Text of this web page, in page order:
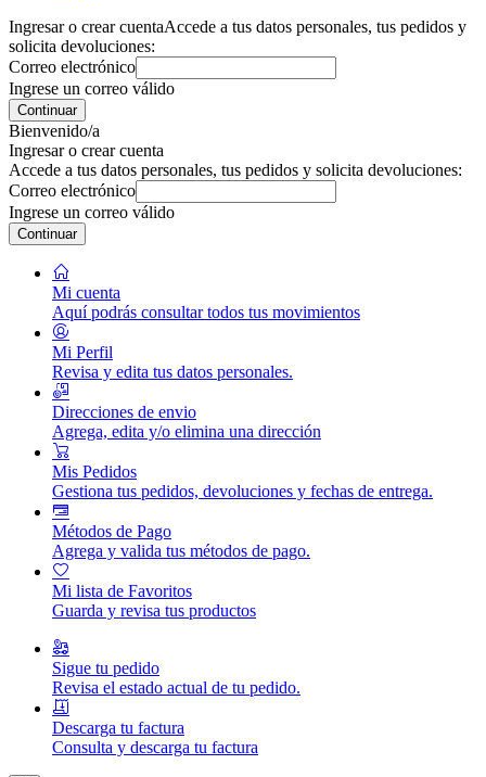
Ingresar o crear cuentaAccede a tus datos personales, tus pedidos y
solicita devoluciones:
Correo electrónico
Ingrese un correo válido
Continuar
Bienvenido/a
Ingresar o crear cuenta
Accede a tus datos personales, tus pedidos y solicita devoluciones:
Correo electrónico
Ingrese un correo válido
Continuar
Mi cuenta
Aquí podrás consultar todos tus movimientos
Mi Perfil
Revisa y edita tus datos personales.
Direcciones de envio
Agrega, edita y/o elimina una dirección
Mis Pedidos
Gestiona tus pedidos, devoluciones y fechas de entrega.
Métodos de Pago
Agrega y valida tus métodos de pago.
Mi lista de Favoritos
Guarda y revisa tus productos
Sigue tu pedido
Revisa el estado actual de tu pedido.
Descarga tu factura
Consulta y descarga tu factura